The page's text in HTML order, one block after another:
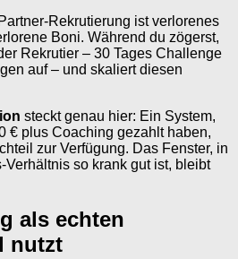
Rekrutierung ist verlorenes
Boni. Während du zögerst,
Rekrutier – 30 Tages Challenge
auf – und skaliert diesen
steckt genau hier: Ein System,
€ plus Coaching gezahlt haben,
zur Verfügung. Das Fenster, in
so krank gut ist, bleibt
als echten
nutzt